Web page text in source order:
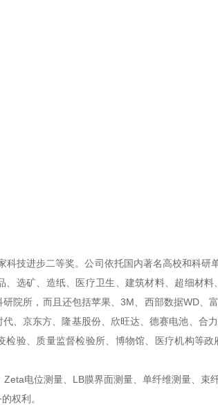
技进步二等奖。公司依托国内著名高校和科
选矿、造纸、医疗卫生、建筑材料、超细材
院所，而且还包括苹果、3M、西部数据WD
、京东方、隆基股份、欣旺达、德赛电池、
验、质量监督检验所、博物馆、医疗机构等
电位测量、LB膜界面测量、单纤维测量、
权利。